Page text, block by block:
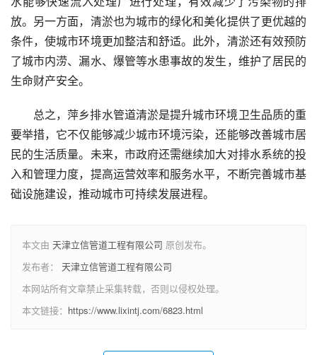
放。另一方面，清淤也为城市的绿化和美化提供了更优越的
条件，使城市环境更加整洁和舒适。此外，清淤还有效预防
了城市内涝、漏水、爆管等水患事故的发生，维护了居民的
生命财产安全。
总之，萍乡排水管道清淤是提升城市环境卫生品质的重
要举措，它不仅能够减少城市环境污染，还能够改善城市居
民的生活质量。未来，市政府还需继续加大对排水系统的投
入和管理力度，提高运营效率和服务水平，不断完善城市基
础设施建设，推动城市可持续发展进程。
本文由 天津立信管道工程有限公司 原创发布。
发布者： 天津立信管道工程有限公司
本网站所有文章禁止采集转载，否则以侵权处理。
本文链接： https://www.lixintj.com/6823.html